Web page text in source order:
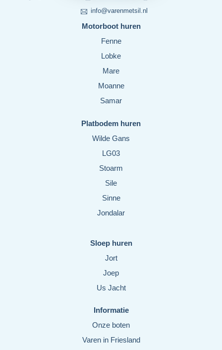
info@varenmetsil.nl
Motorboot huren
Fenne
Lobke
Mare
Moanne
Samar
Platbodem huren
Wilde Gans
LG03
Stoarm
Sile
Sinne
Jondalar
Sloep huren
Jort
Joep
Us Jacht
Informatie
Onze boten
Varen in Friesland